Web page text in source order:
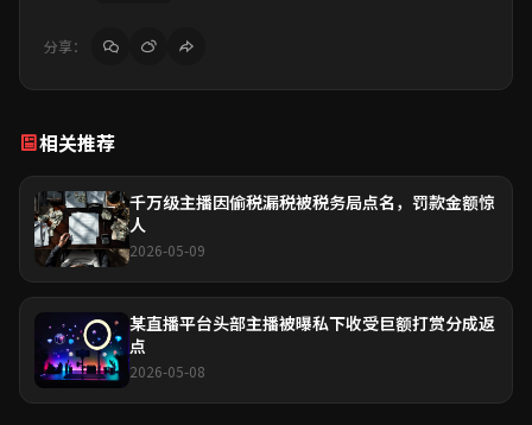
分享：
相关推荐
千万级主播因偷税漏税被税务局点名，罚款金额惊
人
2026-05-09
某直播平台头部主播被曝私下收受巨额打赏分成返
点
2026-05-08